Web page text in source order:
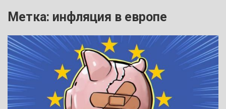
Метка: инфляция в европе